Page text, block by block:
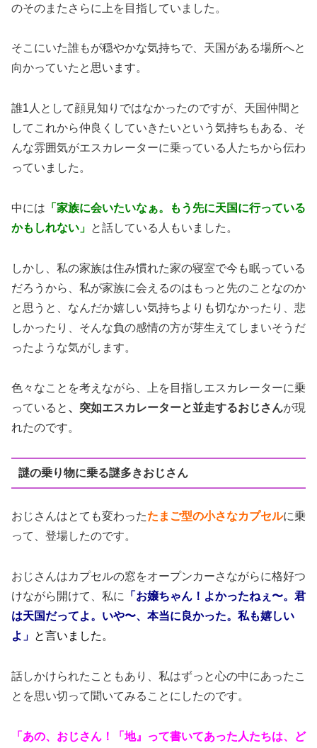
のそのまたさらに上を目指していました。
そこにいた誰もが穏やかな気持ちで、天国がある場所へと
向かっていたと思います。
誰1人として顔見知りではなかったのですが、天国仲間と
してこれから仲良くしていきたいという気持ちもある、そ
んな雰囲気がエスカレーターに乗っている人たちから伝わ
っていました。
中には 「家族に会いたいなぁ。もう先に天国に行っている
かもしれない」 と話している人もいました。
しかし、私の家族は住み慣れた家の寝室で今も眠っている
だろうから、私が家族に会えるのはもっと先のことなのか
と思うと、なんだか嬉しい気持ちよりも切なかったり、悲
しかったり、そんな負の感情の方が芽生えてしまいそうだ
ったような気がします。
色々なことを考えながら、上を目指しエスカレーターに乗
っていると 、突如エスカレーターと並走するおじさんが現
れたのです。
謎の乗り物に乗る謎多きおじさん
おじさんはとても変わったたまご型の小さなカプセルに乗
って、登場したのです。
おじさんはカプセルの窓をオープンカーさながらに格好つ
けながら開けて、私に
「お嬢ちゃん！よかったねぇ〜。君
は天国だってよ。いや〜、本当に良かった。私も嬉しい
よ」 と言いました。
話しかけられたこともあり、私はずっと心の中にあったこ
とを思い切って聞いてみることにしたのです。
「あの、おじさん！「地』って書いてあった人たちは、ど